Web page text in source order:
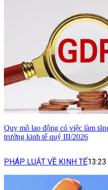
Quy mô lao động có việc làm
trưởng kinh tế quý III/2026
PHÁP LUẬT VỀ KINH TẾ13:23